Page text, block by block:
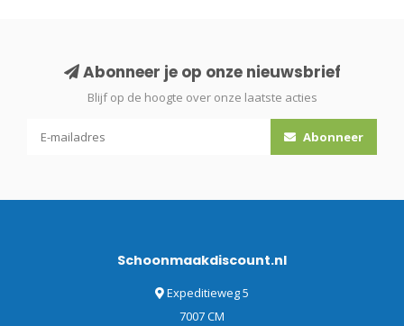
Abonneer je op onze nieuwsbrief
Blijf op de hoogte over onze laatste acties
Abonneer
Schoonmaakdiscount.nl
Expeditieweg 5
7007 CM